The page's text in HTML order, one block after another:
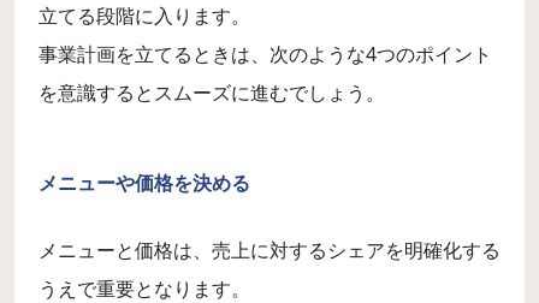
立てる段階に入ります。
事業計画を立てるときは、次のような4つのポイント
を意識するとスムーズに進むでしょう。
メニューや価格を決める
メニューと価格は、売上に対するシェアを明確化する
うえで重要となります。